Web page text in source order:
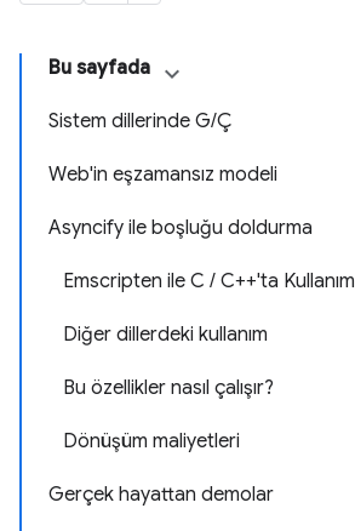
Bu sayfada
Sistem dillerinde G/Ç
Web'in eşzamansız modeli
Asyncify ile boşluğu doldurma
Emscripten ile C / C++'ta Kullanım
Diğer dillerdeki kullanım
Bu özellikler nasıl çalışır?
Dönüşüm maliyetleri
Gerçek hayattan demolar